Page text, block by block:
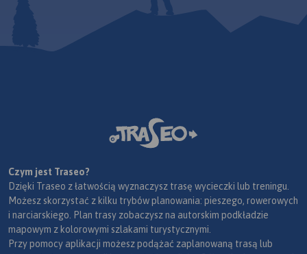
Czym jest Traseo?
Dzięki Traseo z łatwością wyznaczysz trasę wycieczki lub treningu.
Możesz skorzystać z kilku trybów planowania: pieszego, rowerowych
i narciarskiego. Plan trasy zobaczysz na autorskim podkładzie
mapowym z kolorowymi szlakami turystycznymi.
Przy pomocy aplikacji możesz podążać zaplanowaną trasą lub